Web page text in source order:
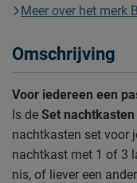
Meer over het merk
Omschrijving
Voor iedereen een
Is de Set
nachtkasten set voor
nachtkast met 1 of 3
nis, of liever een